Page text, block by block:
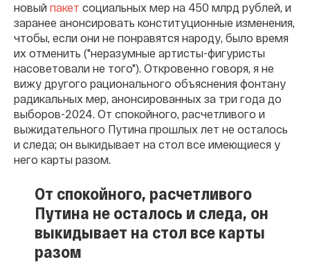
новый пакет социальных мер на 450 млрд рублей, и
заранее анонсировать конституционные изменения,
чтобы, если они не понравятся народу, было время
их отменить ("неразумные артисты-фигуристы
насоветовали не того"). Откровенно говоря, я не
вижу другого рационального объяснения фонтану
радикальных мер, анонсированных за три года до
выборов-2024. От спокойного, расчетливого и
выжидательного Путина прошлых лет не осталось
и следа; он выкидывает на стол все имеющиеся у
него карты разом.
От спокойного, расчетливого
Путина не осталось и следа, он
выкидывает на стол все карты
разом